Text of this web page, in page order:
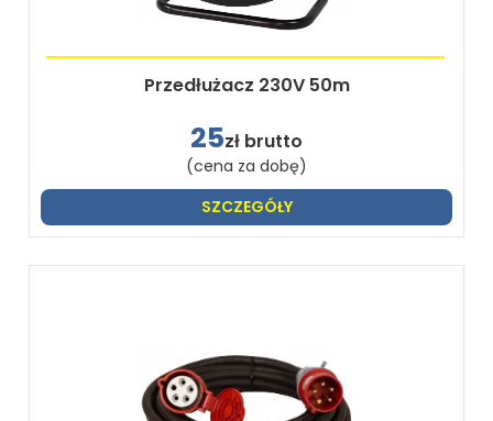
Przedłużacz 230V 50m
25zł brutto
(cena za dobę)
SZCZEGÓŁY